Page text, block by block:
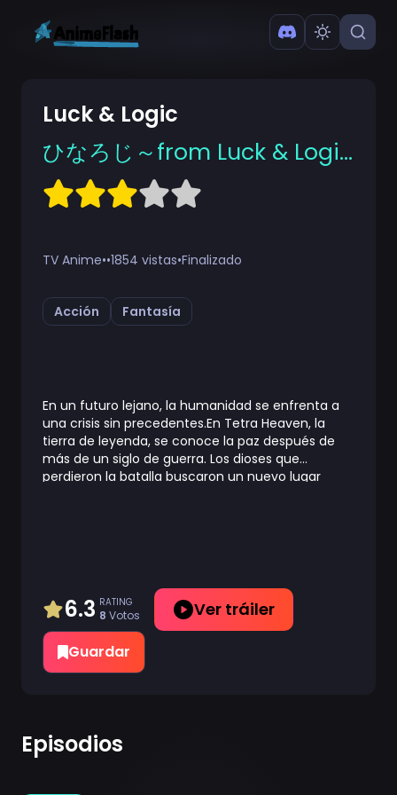
Luck & Logic
ひなろじ～from Luck & Logic～
TV Anime••1854 vistas•Finalizado
Acción Fantasía
En un futuro lejano, la humanidad se enfrenta a
una crisis sin precedentes.En Tetra Heaven, la
tierra de leyenda, se conoce la paz después de
más de un siglo de guerra. Los dioses que
perdieron la batalla buscaron un nuevo lugar
capacidad, los Logicalists pueden entrar en fase
Trance con las deidades del otro mundo,
obteniendo así la oportunidad de luchar en el
campo de batalla.Yoshichika Tsurugi es un joven
normal y corriente que, tras encontrarse con la
6.3 RATING
8 Votos Ver tráiler
Guardar
Episodios